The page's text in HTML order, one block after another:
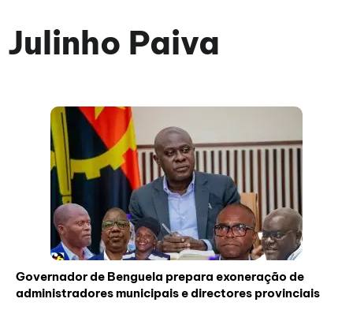
Julinho Paiva
Governador de Benguela prepara exoneração de
administradores municipais e directores provinciais